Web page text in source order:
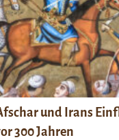
und Irans
300 Jahren